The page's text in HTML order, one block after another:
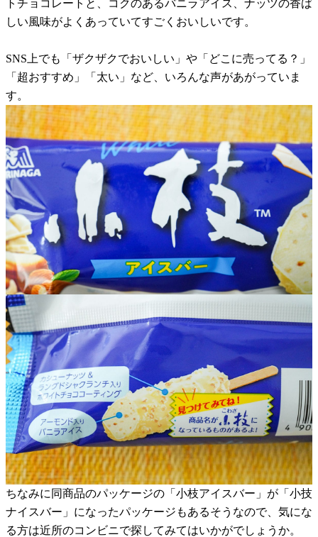
トチョコレートと、コクのあるバニラアイス、ナッツの香ば
しい風味がよくあっていてすごくおいしいです。
SNS上でも「ザクザクでおいしい」や「どこに売ってる？」
「超おすすめ」「太い」など、いろんな声があがっていま
す。
ちなみに同商品のパッケージの「小枝アイスバー」が「小技
ナイスバー」になったパッケージもあるそうなので、気にな
る方は近所のコンビニで探してみてはいかがでしょうか。